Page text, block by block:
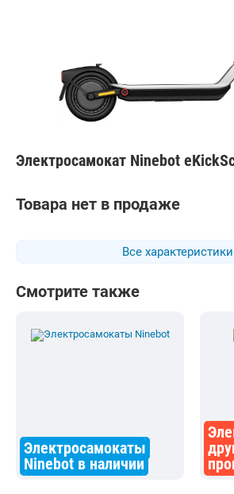
Электросамокат Ninebot
Все характеристики
Товара нет в продаже
Смотрите также
Электросамокаты
Ninebot в наличии